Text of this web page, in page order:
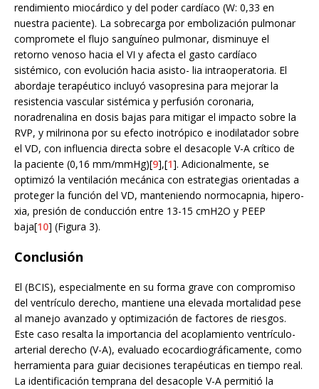
rendimiento miocárdico y del poder cardíaco (W: 0,33 en
nuestra paciente). La sobrecarga por embolización pulmonar
compromete el flujo sanguíneo pulmonar, disminuye el
retorno venoso hacia el VI y afecta el gasto cardíaco
sistémico, con evolución hacia asisto- lia intraoperatoria. El
abordaje terapéutico incluyó vasopresina para mejorar la
resistencia vascular sistémica y perfusión coronaria,
noradrenalina en dosis bajas para mitigar el impacto sobre la
RVP, y milrinona por su efecto inotrópico e inodilatador sobre
el VD, con influencia directa sobre el desacople V-A crítico de
la paciente (0,16 mm/mmHg)[9],[1]. Adicionalmente, se
optimizó la ventilación mecánica con estrategias orientadas a
proteger la función del VD, manteniendo normocapnia, hipero-
xia, presión de conducción entre 13-15 cmH2O y PEEP
baja[10] (Figura 3).
Conclusión
El (BCIS), especialmente en su forma grave con compromiso
del ventrículo derecho, mantiene una elevada mortalidad pese
al manejo avanzado y optimización de factores de riesgos.
Este caso resalta la importancia del acoplamiento ventrículo-
arterial derecho (V-A), evaluado ecocardiográficamente, como
herramienta para guiar decisiones terapéuticas en tiempo real.
La identificación temprana del desacople V-A permitió la